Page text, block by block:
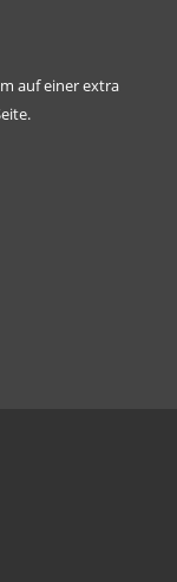
auf einer extra